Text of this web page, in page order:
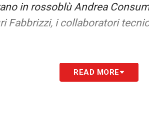
in rossoblù Andrea
Fabbrizzi, i collaboratori
TOP NEWSREAD MORE